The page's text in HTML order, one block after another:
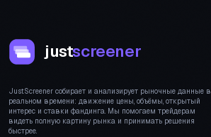
justscreener
JustScreener собирает и анализирует рыночные данные в
реальном времени: движение цены, объёмы, открытый
интерес и ставки фандинга. Мы помогаем трейдерам
видеть полную картину рынка и принимать решения
быстрее.